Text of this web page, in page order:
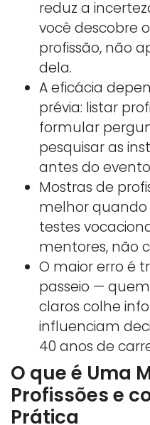
reduz a
você descobre
profissão, não
dela.
A eficácia
prévia: listar
formular
pesquisar as
antes do
Mostras de
melhor
testes
mentores, não
O maior erro é
passeio —
claros colhe
influenciam
40 anos de
O que é Uma
Profissões e
Prática